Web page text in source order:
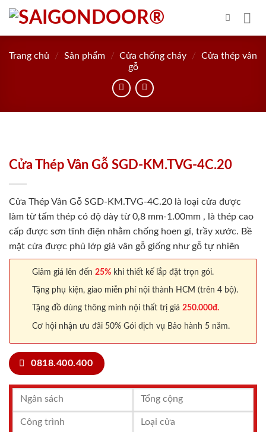
Skip
content
Trang chủ / Sản phẩm / Cửa chống cháy /
Cửa thép vân
gỗ
Cửa Thép Vân Gỗ SGD-KM.TVG-4C.20
Cửa Thép Vân Gỗ SGD-KM.TVG-4C.20 là loại cửa được
làm từ tấm thép có độ dày từ 0,8 mm-1.00mm , là thép cao
cấp được sơn tĩnh điện nhằm chống hoen gỉ, trầy xước. Bề
mặt cửa được phủ lớp giả vân gỗ giống như gỗ tự nhiên
Giảm giá lên đến 25% khi thiết kế lắp đặt trọn gói.
Tặng phụ kiện, giao miễn phí nội thành HCM (trên 4 bộ).
Tặng đồ dùng thông minh nội thất trị giá 250.000đ.
Cơ hội nhận ưu đãi 50% Gói dịch vụ Bảo hành 5 năm.
0818.400.400